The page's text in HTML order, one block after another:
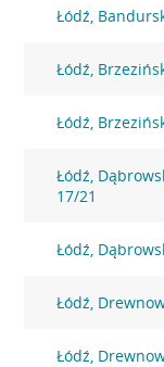
Łódź,
Łódź,
Łódź,
Łódź,
17/21
Łódź,
Łódź,
Łódź,